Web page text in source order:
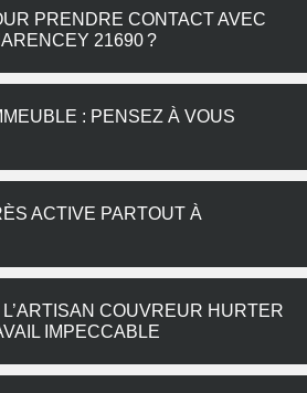
PRENDRE CONTACT AVEC
21690 ?
: PENSEZ À VOUS
ACTIVE PARTOUT À
COUVREUR HURTER
IMPECCABLE